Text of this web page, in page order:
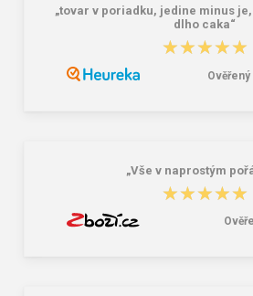
Lee Cooper LCJ-22-29-1324K
„tovar v poriadku, jedine minus
dlho caka“
★★★★★
★★★★★
„Vše v naprostým
★★★★★
★★★★★